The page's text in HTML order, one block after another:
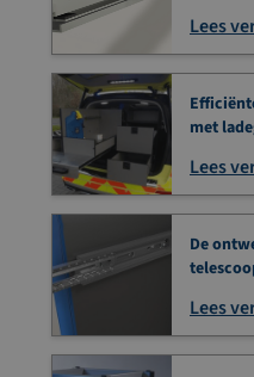
Lees
met
Lees
De
Lees